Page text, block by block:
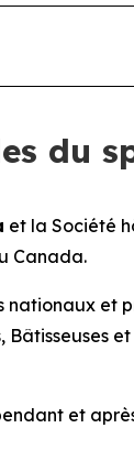
du
et la Société
Canada.
nationaux
et